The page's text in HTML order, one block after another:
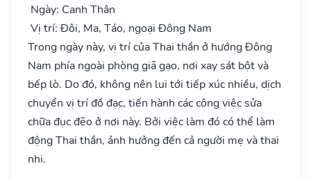
Ngày: Canh Thân
Vị trí: Đôi, Ma, Táo, ngoại Đông Nam
Trong ngày này, vị trí của Thai thần ở hướng Đông
Nam phía ngoài phòng giã gạo, nơi xay sát bột và
bếp lò. Do đó, không nên lui tới tiếp xúc nhiều, dịch
chuyển vị trí đồ đạc, tiến hành các công việc sửa
chữa đục đẽo ở nơi này. Bởi việc làm đó có thể làm
động Thai thần, ảnh hưởng đến cả người mẹ và thai
nhi.